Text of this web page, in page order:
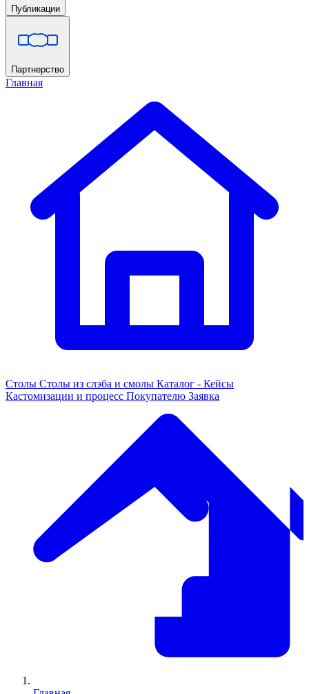
Публикации
Главная
Партнерство
Главная
Столы Столы из слэба и смолы Каталог - Кейсы
Кастомизации и процесс Покупателю Заявка